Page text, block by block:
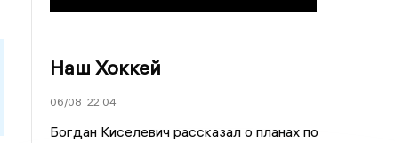
Наш Хоккей
06/08 22:04
Богдан Киселевич рассказал о планах по